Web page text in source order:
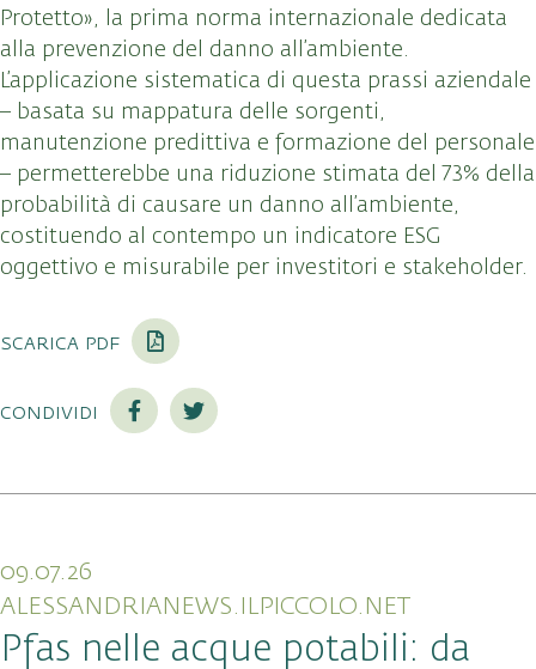
Protetto», la prima norma internazionale dedicata
alla prevenzione del danno all’ambiente.
L’applicazione sistematica di questa prassi aziendale
– basata su mappatura delle sorgenti,
manutenzione predittiva e formazione del personale
– permetterebbe una riduzione stimata del 73% della
probabilità di causare un danno all’ambiente,
costituendo al contempo un indicatore ESG
oggettivo e misurabile per investitori e stakeholder.
scarica pdf
condividi
09.07.26
ALESSANDRIANEWS.ILPICCOLO.NET
Pfas nelle acque potabili: da